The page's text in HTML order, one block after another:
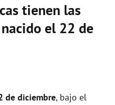
tienen las
el 22 de
de diciembre, bajo el